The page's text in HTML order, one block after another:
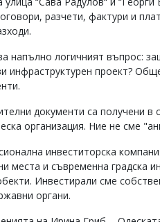
разчети, фактури и
напълно логичният въпрос:
инфраструктурен проект?
документи са получени
организация. Ние не сме
инвеститорска
места и съвременна градска
Инвестирали сме
органи.